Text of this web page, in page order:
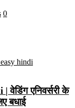
0
एनिवर्सरी के
बधाई